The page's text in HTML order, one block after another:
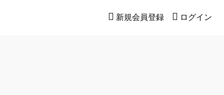
新規会員登録 ログイン